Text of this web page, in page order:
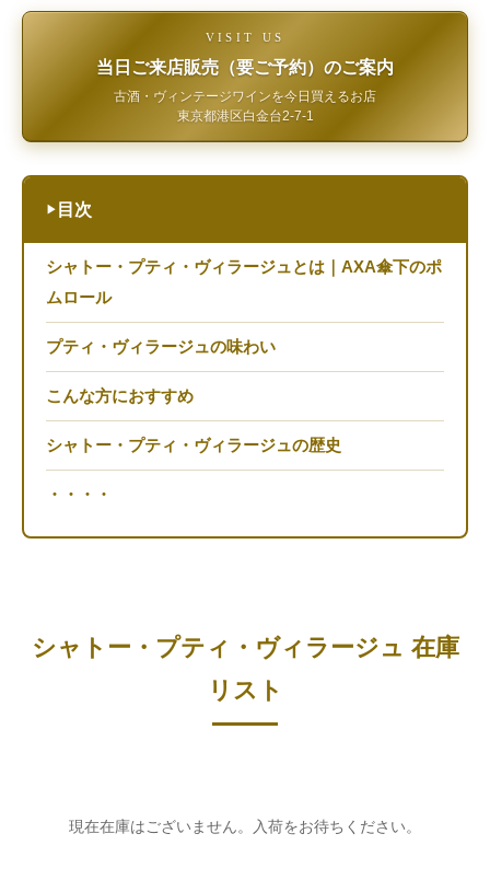
VISIT US
当日ご来店販売（要ご予約）のご案内
古酒・ヴィンテージワインを今日買えるお店
東京都港区白金台2-7-1
▶ 目次
シャトー・プティ・ヴィラージュとは｜AXA傘下のポ
ムロール
プティ・ヴィラージュの味わい
こんな方におすすめ
シャトー・プティ・ヴィラージュの歴史
・・・・
シャトー・プティ・ヴィラージュ 在庫
リスト
現在在庫はございません。入荷をお待ちください。